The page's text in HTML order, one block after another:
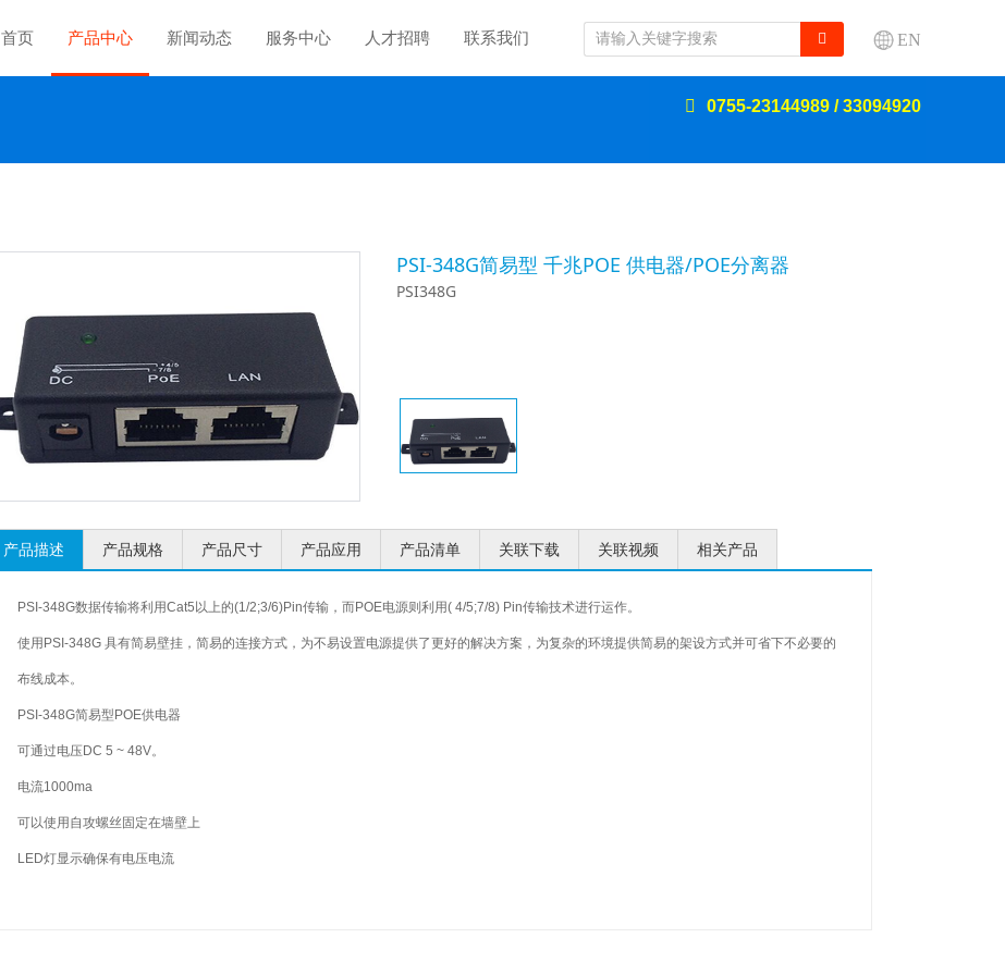
首页 产品中心 新闻动态 服务中心 人才招聘 联系我们 EN
0755-23144989 / 33094920
PSI-348G简易型 千兆POE 供电器/POE分离器
PSI348G
产品描述 产品规格 产品尺寸 产品应用 产品清单 关联下载 关联视频 相关产品
PSI-348G数据传输将利用Cat5以上的(1/2;3/6)Pin传输，而POE电源则利用( 4/5;7/8) Pin传输技术进行运作。
使用PSI-348G 具有简易壁挂，简易的连接方式，为不易设置电源提供了更好的解决方案，为复杂的环境提供简易的架设方式并可省下不必要的
布线成本。
PSI-348G简易型POE供电器
可通过电压DC 5 ~ 48V。
电流1000ma
可以使用自攻螺丝固定在墙壁上
LED灯显示确保有电压电流